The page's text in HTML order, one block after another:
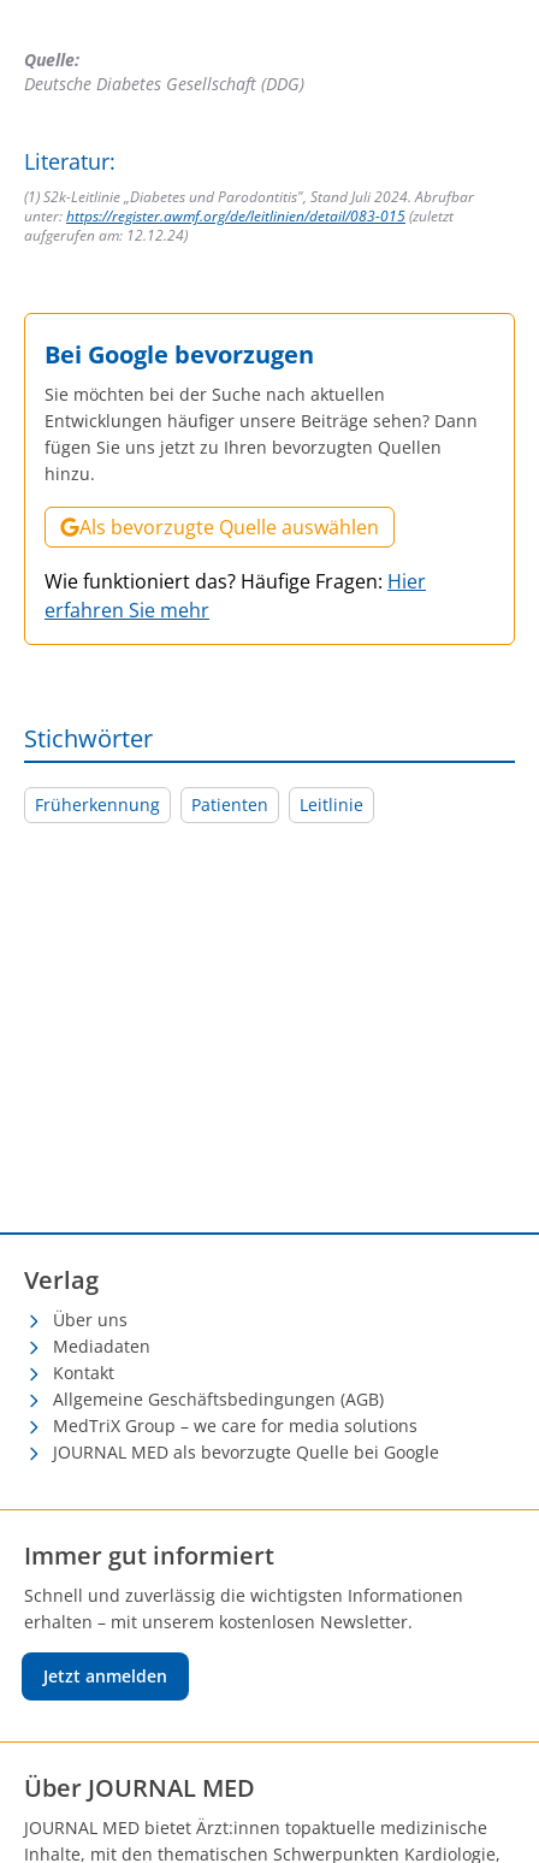
Quelle:
Deutsche Diabetes Gesellschaft (DDG)
Literatur:
(1) S2k-Leitlinie „Diabetes und Parodontitis", Stand Juli 2024. Abrufbar
unter:https://register.awmf.org/de/leitlinien/detail/083-015(zuletzt
aufgerufen am: 12.12.24)
Bei Google bevorzugen
Sie möchten bei der Suche nach aktuellen
Entwicklungen häufiger unsere Beiträge sehen? Dann
fügen Sie uns jetzt zu Ihren bevorzugten Quellen
hinzu.
Als bevorzugte Quelle auswählen
Wie funktioniert das? Häufige Fragen: Hier
erfahren Sie mehr
Stichwörter
Früherkennung Patienten Leitlinie
Verlag
Über uns
Mediadaten
Kontakt
Allgemeine Geschäftsbedingungen (AGB)
MedTriX Group – we care for media solutions
JOURNAL MED als bevorzugte Quelle bei Google
Immer gut informiert
Schnell und zuverlässig die wichtigsten Informationen
erhalten – mit unserem kostenlosen Newsletter.
Jetzt anmelden
Über JOURNAL MED
JOURNAL MED bietet Ärzt:innen topaktuelle medizinische
Inhalte, mit den thematischen Schwerpunkten Kardiologie,